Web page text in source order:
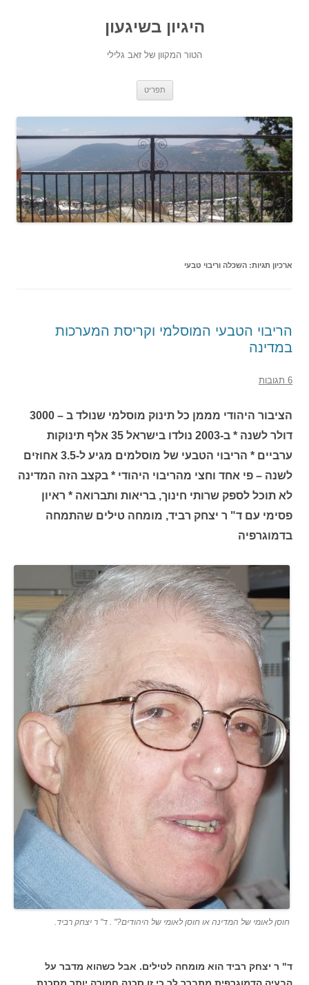
היגיון בשיגעון
הטור המקוון של זאב גלילי
תפריט
ארכיון תגיות: השכלה וריבוי טבעי
הריבוי הטבעי המוסלמי וקריסת המערכות
במדינה
6 תגובות
הציבור היהודי מממן כל תינוק מוסלמי שנולד ב – 3000
דולר לשנה * ב-2003 נולדו בישראל 35 אלף תינוקות
ערביים * הריבוי הטבעי של מוסלמים מגיע ל-3.5 אחוזים
לשנה – פי אחד וחצי מהריבוי היהודי * בקצב הזה המדינה
לא תוכל לספק שרותי חינוך, בריאות ותברואה * ראיון
פסימי עם ד" ר יצחק רביד, מומחה טילים שהתמחה
בדמוגרפיה
חוסן לאומי של המדינה או חוסן לאומי של היהודים?" . ד" ר יצחק רביד.
ד" ר יצחק רביד הוא מומחה לטילים. אבל כשהוא מדבר על